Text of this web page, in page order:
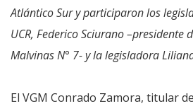
Atlántico Sur y participaron los
UCR, Federico Sciurano –presidente
Malvinas N° 7- y la legisladora
El VGM Conrado Zamora, titular